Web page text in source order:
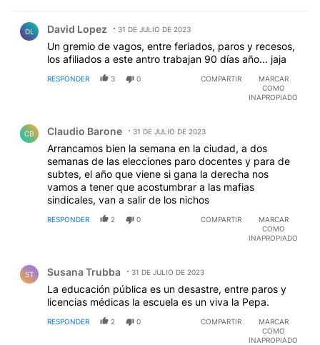
DL David Lopez 31 DE JULIO DE 2023
Un gremio de vagos, entre feriados, paros y recesos,
los afiliados a este antro trabajan 90 días año... jaja
RESPONDER 3 0 COMPARTIR
MARCAR
COMO
INAPROPIADO
CB Claudio Barone 31 DE JULIO DE 2023
Arrancamos bien la semana en la ciudad, a dos
semanas de las elecciones paro docentes y para de
subtes, el año que viene si gana la derecha nos
vamos a tener que acostumbrar a las mafias
sindicales, van a salir de los nichos
RESPONDER 2 0 COMPARTIR
MARCAR
COMO
INAPROPIADO
ST Susana Trubba 31 DE JULIO DE 2023
La educación pública es un desastre, entre paros y
licencias médicas la escuela es un viva la Pepa.
RESPONDER 2 0 COMPARTIR
MARCAR
COMO
INAPROPIADO